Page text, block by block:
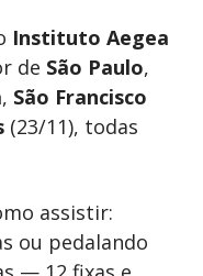
Instituto Aegea
de São Paulo,
, São Francisco
(23/11), todas
assistir:
ou pedalando